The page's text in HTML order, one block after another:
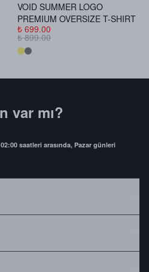
VOID SUMMER LOGO
PREMIUM OVERSIZE T-SHIRT
₺ 699.00
₺ 899.00
var mı?
saatleri arasında, Pazar günleri